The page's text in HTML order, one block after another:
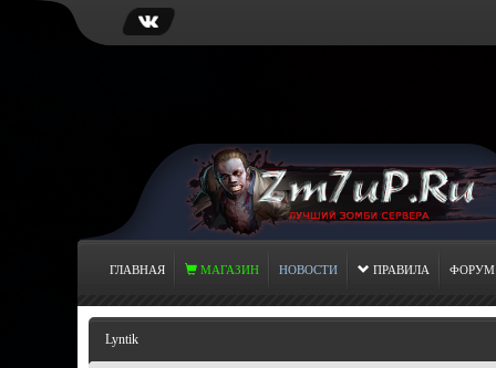
ГЛАВНАЯ МАГАЗИН НОВОСТИ ПРАВИЛА ФОРУМ
Lyntik